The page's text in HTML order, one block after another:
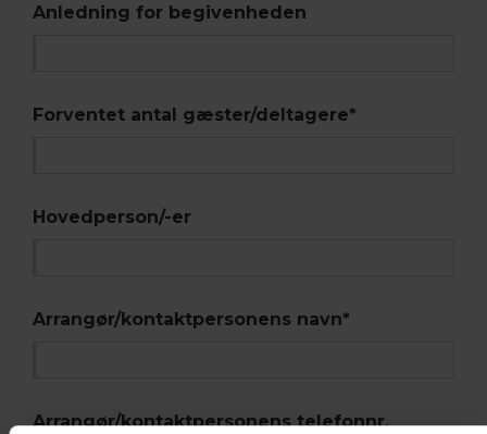
Anledning for begivenheden
Forventet antal gæster/deltagere*
Hovedperson/-er
Arrangør/kontaktpersonens navn*
Arrangør/kontaktpersonens telefonnr.